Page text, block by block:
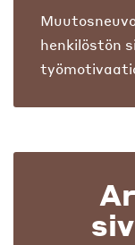
henkilöstön